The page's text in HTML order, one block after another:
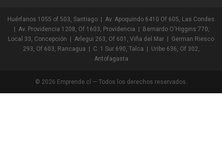
Huérfanos 1055 of 503, Santiago | Av. Apoquindo 6410 Of 605, Las Condes
| Av. Providencia 1208, Of 1603, Providencia | Bernardo O'Higgins 770,
Local 33, Concepción | Arlegui 263, Of 601, Viña del Mar | German Riesco
293, Of 603, Rancagua | C. 1 Sur 690, Talca | Uribe 636, Of 302,
Antofagasta
© 2026 Emprende.cl — Todos los derechos reservados.